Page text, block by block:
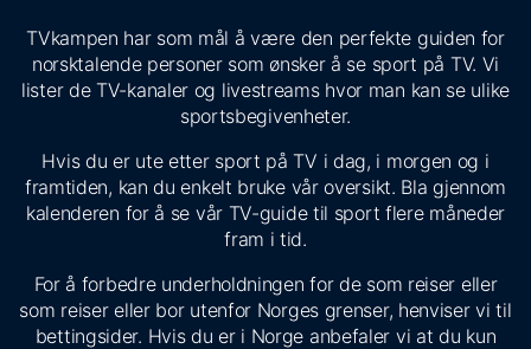
TVkampen har som mål å være den perfekte guiden for
norsktalende personer som ønsker å se sport på TV. Vi
lister de TV-kanaler og livestreams hvor man kan se ulike
sportsbegivenheter.
Hvis du er ute etter sport på TV i dag, i morgen og i
framtiden, kan du enkelt bruke vår oversikt. Bla gjennom
kalenderen for å se vår TV-guide til sport flere måneder
fram i tid.
For å forbedre underholdningen for de som reiser eller
som reiser eller bor utenfor Norges grenser, henviser vi til
bettingsider. Hvis du er i Norge anbefaler vi at du kun